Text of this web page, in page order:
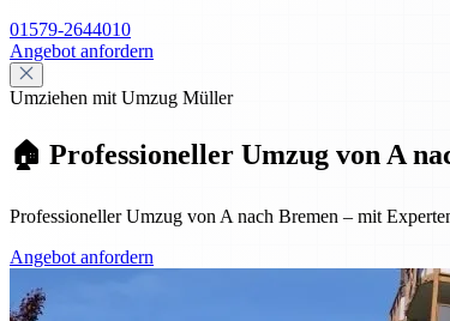
01579-2644010
Angebot anfordern
Umziehen mit Umzug Müller
🏠 Professioneller Umzug von A
Professioneller Umzug von A nach Bremen – mit
Angebot anfordern